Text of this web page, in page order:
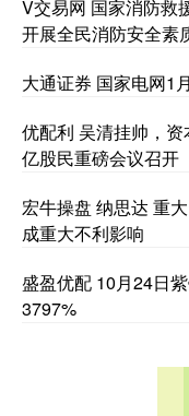
V交易网 国家消防救
开展全民消防安全素
大通证券 国家电网1
优配利 吴清挂帅，资
亿股民重磅会议召开
宏牛操盘 纳思达 重
成重大不利影响
盛盈优配 10月24日
3797%